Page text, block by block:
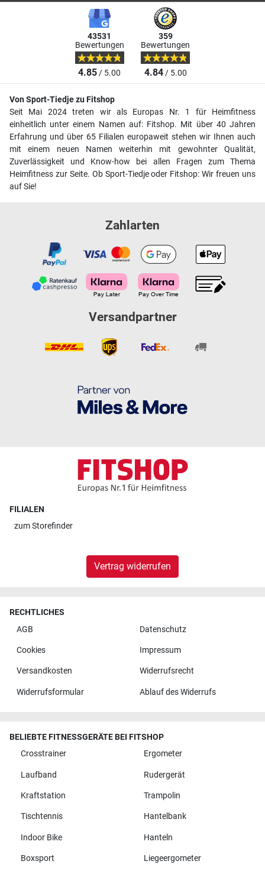
43531
Bewertungen
4.85/ 5.00
359
Bewertungen
4.84/ 5.00
Von Sport-Tiedje zu Fitshop
Seit Mai 2024 treten wir als Europas Nr. 1 für Heimfitness
einheitlich unter einem Namen auf: Fitshop. Mit über 40 Jahren
Erfahrung und über 65 Filialen europaweit stehen wir Ihnen auch
mit einem neuen Namen weiterhin mit gewohnter Qualität,
Zuverlässigkeit und Know-how bei allen Fragen zum Thema
Heimfitness zur Seite. Ob Sport-Tiedje oder Fitshop: Wir freuen uns
auf Sie!
Zahlarten
Versandpartner
FILIALEN
zumStorefinder
Vertrag widerrufen
RECHTLICHES
AGB
Datenschutz
Cookies Impressum
Versandkosten Widerrufsrecht
Widerrufsformular Ablauf des Widerrufs
BELIEBTE FITNESSGERÄTE BEI FITSHOP
Crosstrainer
Ergometer
Laufband Rudergerät
Kraftstation Trampolin
Tischtennis Hantelbank
Indoor Bike Hanteln
Boxsport Liegeergometer